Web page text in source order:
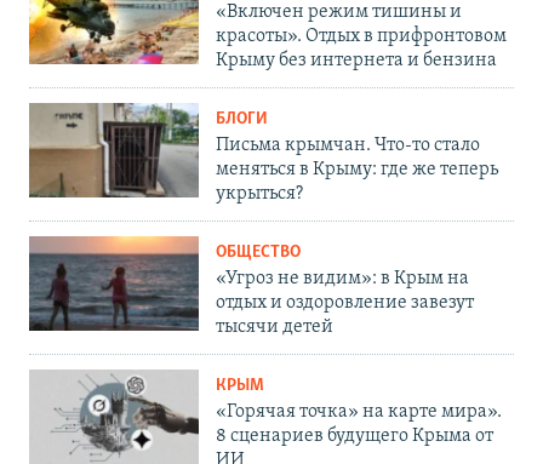
«Включен режим тишины и
красоты». Отдых в прифронтовом
Крыму без интернета и бензина
БЛОГИ
Письма крымчан. Что-то стало
меняться в Крыму: где же теперь
укрыться?
ОБЩЕСТВО
«Угроз не видим»: в Крым на
отдых и оздоровление завезут
тысячи детей
КРЫМ
«Горячая точка» на карте мира».
8 сценариев будущего Крыма от
ИИ